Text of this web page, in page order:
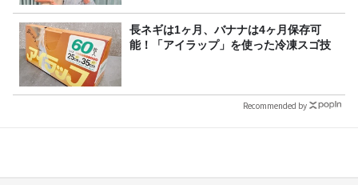
長ネギは1ヶ月、バナナは4ヶ月保存可
能！「アイラップ」を使った冷凍スゴ技
Recommended by